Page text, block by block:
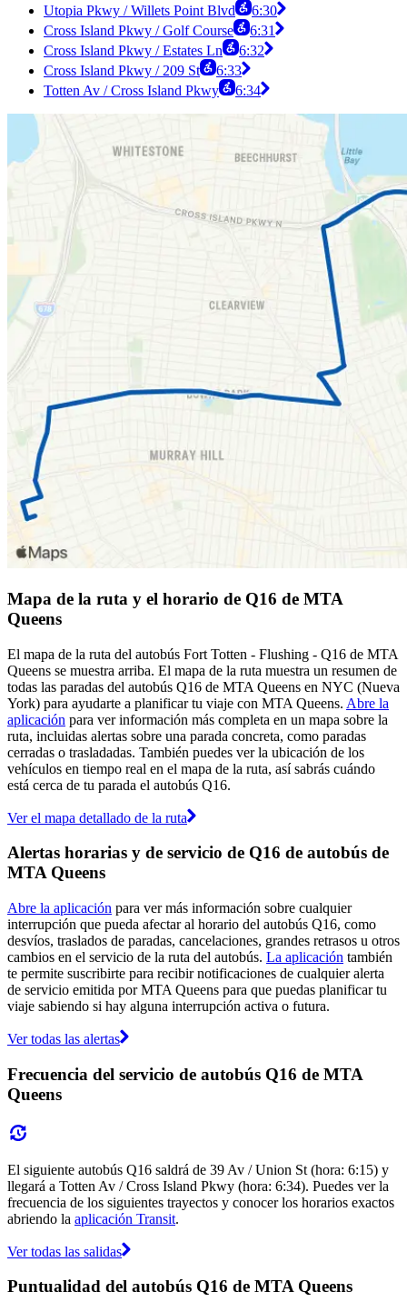
Utopia Pkwy / Willets Point Blvd
6:30
Cross Island Pkwy / Golf Course
6:31
Cross Island Pkwy / Estates Ln
6:32
Cross Island Pkwy / 209 St
6:33
Totten Av / Cross Island Pkwy
6:34
Mapa de la ruta y el horario de Q16 de MTA
Queens
El mapa de la ruta del autobús Fort Totten - Flushing - Q16 de MTA
Queens se muestra arriba. El mapa de la ruta muestra un resumen de
todas las paradas del autobús Q16 de MTA Queens en NYC (Nueva
York) para ayudarte a planificar tu viaje con MTA Queens. Abre la
aplicación para ver información más completa en un mapa sobre la
ruta, incluidas alertas sobre una parada concreta, como paradas
cerradas o trasladadas. También puedes ver la ubicación de los
vehículos en tiempo real en el mapa de la ruta, así sabrás cuándo
está cerca de tu parada el autobús Q16.
Ver el mapa detallado de la ruta
Alertas horarias y de servicio de Q16 de autobús de
MTA Queens
Abre la aplicación para ver más información sobre cualquier
interrupción que pueda afectar al horario del autobús Q16, como
desvíos, traslados de paradas, cancelaciones, grandes retrasos u otros
cambios en el servicio de la ruta del autobús. La aplicación también
te permite suscribirte para recibir notificaciones de cualquier alerta
de servicio emitida por MTA Queens para que puedas planificar tu
viaje sabiendo si hay alguna interrupción activa o futura.
Ver todas las alertas
Frecuencia del servicio de autobús Q16 de MTA
Queens
El siguiente autobús Q16 saldrá de 39 Av / Union St (hora: 6:15) y
llegará a Totten Av / Cross Island Pkwy (hora: 6:34). Puedes ver la
frecuencia de los siguientes trayectos y conocer los horarios exactos
abriendo la aplicación Transit.
Ver todas las salidas
Puntualidad del autobús Q16 de MTA Queens